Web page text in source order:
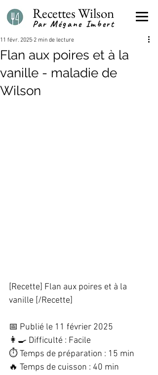
Par Mégane Imbert
Recettes Wilson
Flan aux poires et à la
vanille - maladie de
Wilson
11 févr. 2025 2 min de lecture
[Recette] Flan aux poires et à la
vanille [/Recette]
📅 Publié le 11 février 2025
👩‍🍳 Difficulté : Facile
⏱️ Temps de préparation : 15 min
🔥 Temps de cuisson : 40 min